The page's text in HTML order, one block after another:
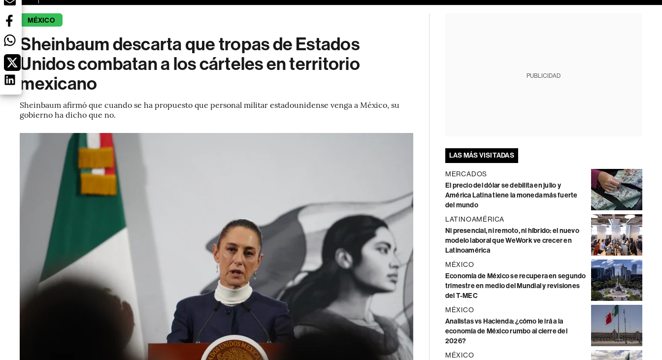
MÉXICO
Sheinbaum descarta que tropas de Estados
Unidos combatan a los cárteles en territorio
mexicano
Sheinbaum afirmó que cuando se ha propuesto que personal militar estadounidense venga a México, su
gobierno ha dicho que no.
PUBLICIDAD
LAS MÁS VISITADAS
MERCADOS
El precio del dólar se debilita en julio y
América Latina tiene la moneda más fuerte
del mundo
LATINOAMÉRICA
Ni presencial, ni remoto, ni híbrido: el nuevo
modelo laboral que WeWork ve crecer en
Latinoamérica
MÉXICO
Economía de México se recupera en segundo
trimestre en medio del Mundial y revisiones
del T-MEC
MÉXICO
Analistas vs Hacienda: ¿cómo le irá a la
economía de México rumbo al cierre del
2026?
MÉXICO